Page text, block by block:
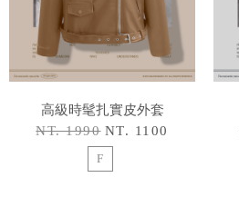
高級時髦扎實皮外套
NT. 1990 NT. 1100
F